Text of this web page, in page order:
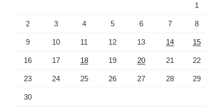
1
2 3 4 5 6 7 8
9 10 11 12 13 14 15
16 17 18 19 20 21 22
23 24 25 26 27 28 29
30